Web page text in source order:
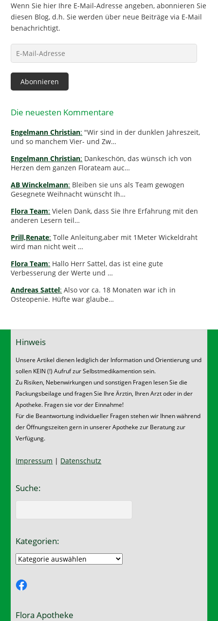
Wenn Sie hier Ihre E-Mail-Adresse angeben, abonnieren Sie
diesen Blog, d.h. Sie werden über neue Beiträge via E-Mail
benachrichtigt.
Mail-
Adresse
Abonnieren
Die neuesten Kommentare
Engelmann Christian: "Wir sind in der dunklen Jahreszeit,
und so manchem Vier- und Zw…
Engelmann Christian: Dankeschön, das wünsch ich von
Herzen dem ganzen Florateam auc…
AB Winckelmann: Bleiben sie uns als Team gewogen
Gesegnete Weihnacht wünscht Ih…
Flora Team: Vielen Dank, dass Sie Ihre Erfahrung mit den
anderen Lesern teil…
Prill,Renate: Tolle Anleitung,aber mit 1Meter Wickeldraht
wird man nicht weit …
Flora Team: Hallo Herr Sattel, das ist eine gute
Verbesserung der Werte und …
Andreas Sattel: Also vor ca. 18 Monaten war ich in
Osteopenie. Hüfte war glaube…
Hinweis
Unsere Artikel dienen lediglich der Information und Orientierung und
sollen KEIN (!) Aufruf zur Selbstmedikamention sein.
Zu Risiken, Nebenwirkungen und sonstigen Fragen lesen Sie die
Packungsbeilage und fragen Sie Ihre Ärztin, Ihren Arzt oder in der
Apotheke. Fragen sie vor der Einnahme!
Für die Beantwortung individueller Fragen stehen wir Ihnen während
der Öffnungszeiten gern in unserer Apotheke zur Beratung zur
Verfügung.
Impressum | Datenschutz
Suche:
Kategorien:
Kategorien:
Flora Apotheke